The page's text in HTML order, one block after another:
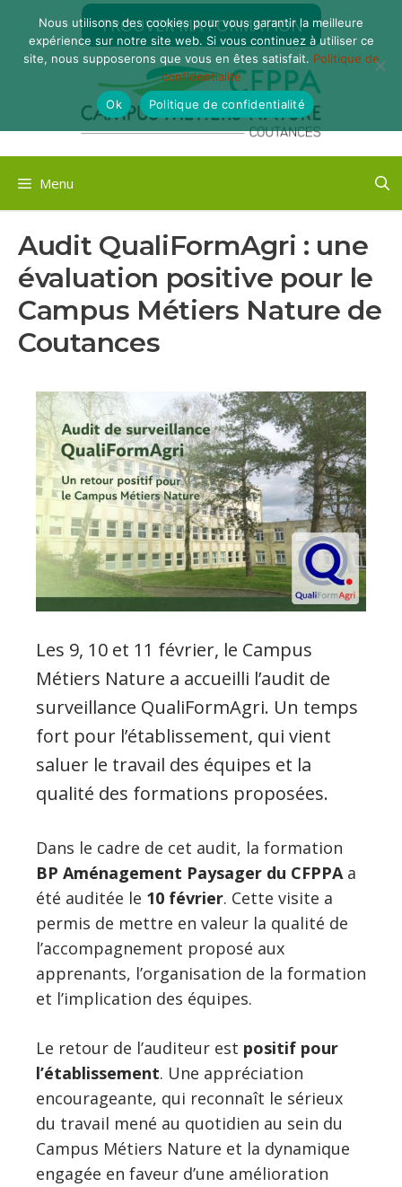
contenu
TROUVER MA FORMATION
Menu
Audit QualiFormAgri : une
évaluation positive pour le
Campus Métiers Nature de
Coutances
Les 9, 10 et 11 février, le Campus
Métiers Nature a accueilli l’audit de
surveillance QualiFormAgri. Un temps
fort pour l’établissement, qui vient
saluer le travail des équipes et la
qualité des formations proposées.
Dans le cadre de cet audit, la formation
BP Aménagement Paysager du CFPPAa
été auditée le 10 février. Cette visite a
permis de mettre en valeur la qualité de
l’accompagnement proposé aux
apprenants, l’organisation de la formation
et l’implication des équipes.
Le retour de l’auditeur est positif pour
l’établissement. Une appréciation
encourageante, qui reconnaît le sérieux
du travail mené au quotidien au sein du
Campus Métiers Nature et la dynamique
engagée en faveur d’une amélioration
Nous utilisons des cookies pour vous garantir la meilleure
expérience sur notre site web. Si vous continuez à utiliser ce
site, nous supposerons que vous en êtes satisfait. Politique de
confidentialité
Ok
Politique de confidentialité